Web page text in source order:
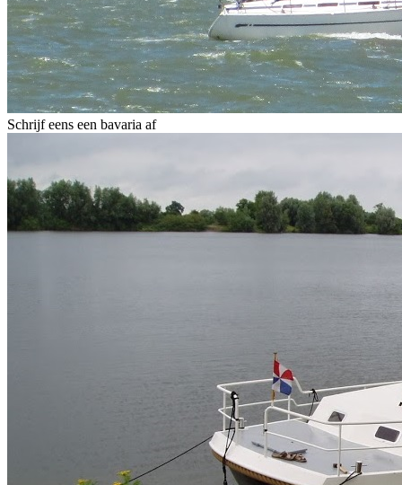
Schrijf eens een bavaria af